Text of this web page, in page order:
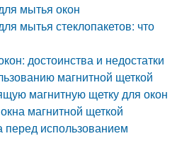
мытья окон
мытья стеклопакетов: что
достоинства и недостатки
магнитной щеткой
магнитную щетку для окон
магнитной щеткой
перед использованием